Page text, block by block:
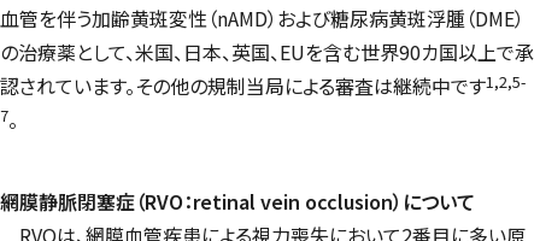
血管を伴う加齢黄斑変性（nAMD）および糖尿病黄斑浮腫（DME）
の治療薬として、米国、日本、英国、EUを含む世界90カ国以上で承
認されています。その他の規制当局による審査は継続中です1,2,5-
7。
網膜静脈閉塞症（RVO：retinal vein occlusion）について
RVOは、網膜血管疾患による視力喪失において2番目に多い原